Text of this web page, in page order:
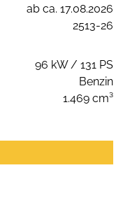
ab ca. 17.08.2026
2513-26
96 kW / 131 PS
Benzin
1.469 cm³